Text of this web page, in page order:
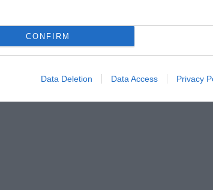
CONFIRM
Data Deletion Data Access Privacy